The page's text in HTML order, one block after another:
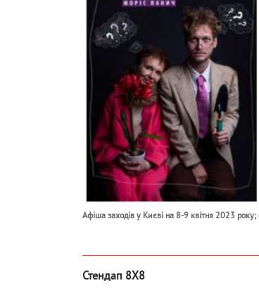
Афіша заходів у Києві на 8-9 квітня 2023
Стендап 8Х8